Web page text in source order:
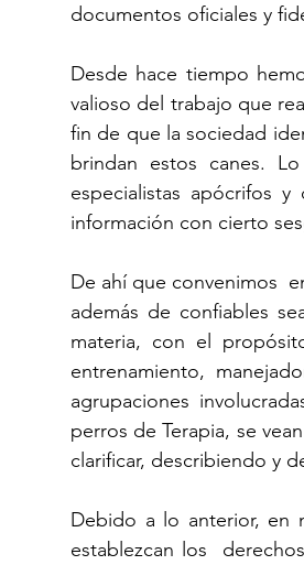
documentos oficiales y
Desde hace tiempo
valioso del trabajo que
fin de que la sociedad
brindan estos canes.
especialistas apócrifos
información con cierto
De ahí que convenimos
además de confiables
materia, con el
entrenamiento,
agrupaciones
perros de Terapia, se
clarificar, describiendo y
Debido a lo anterior, en
establezcan los